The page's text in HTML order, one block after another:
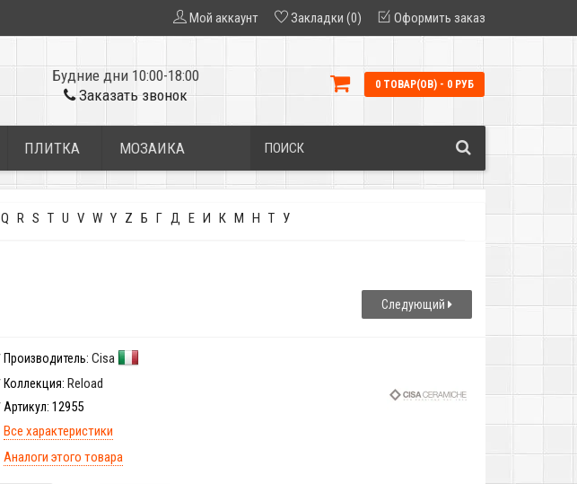
Мой аккаунт Закладки (0) Оформить заказ
Будние дни 10:00-18:00
Заказать звонок
0 ТОВАР(ОВ) - 0 РУБ
ПЛИТКА МОЗАИКА
Q R S T U V W Y Z Б Г Д Е И К М Н Т У
Следующий
Производитель: Cisa
Коллекция: Reload
Артикул: 12955
Все характеристики
Аналоги этого товара